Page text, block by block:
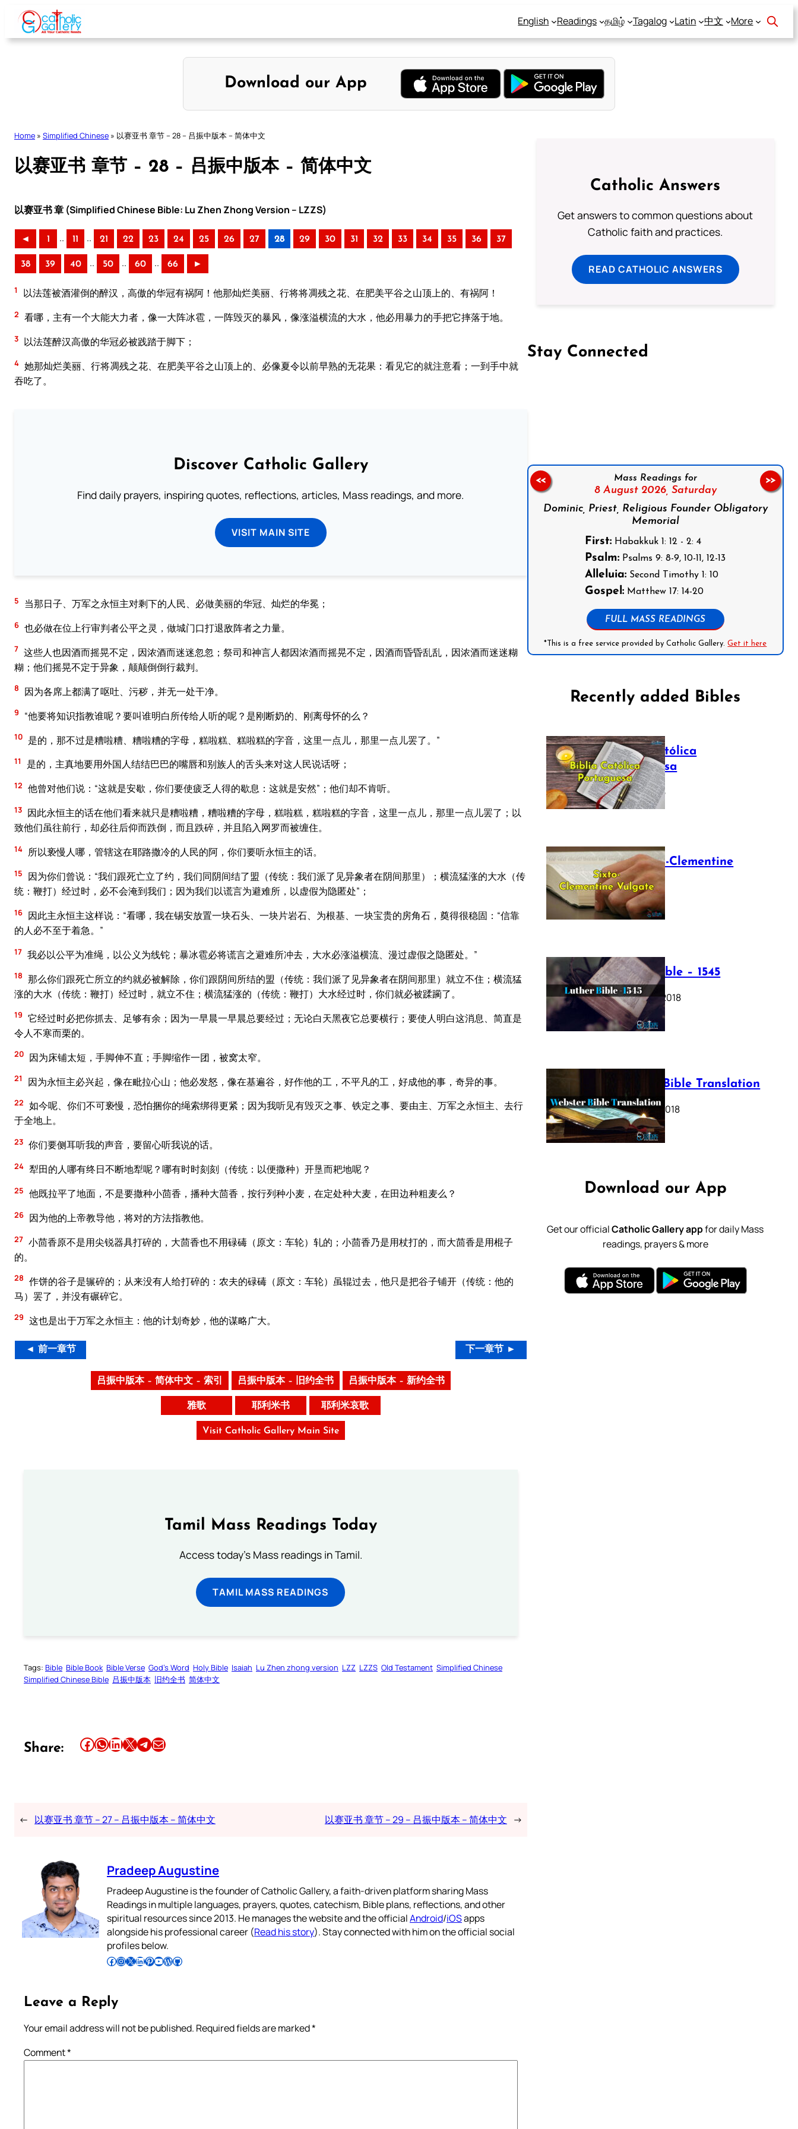
Skip
content
English Readings தமிழ் Tagalog Latin 中文 More
Download our App
Home » Simplified Chinese » 以赛亚书 章节 – 28 – 吕振中版本 – 简体中文
以赛亚书 章节 – 28 – 吕振中版本 – 简体中文
以赛亚书 章 (Simplified Chinese Bible: Lu Zhen Zhong Version – LZZS)
◄ 1 .. 11 .. 21 22 23 24 25 26 27 28 29 30 31 32 33 34 35 36 37
38 39 40 .. 50 .. 60 .. 66 ►
1 以法莲被酒灌倒的醉汉，高傲的华冠有祸阿！他那灿烂美丽、行将将凋残之花、在肥美平谷之山顶上的、有祸阿！
2 看哪，主有一个大能大力者，像一大阵冰雹，一阵毁灭的暴风，像涨溢横流的大水，他必用暴力的手把它摔落于地。
3 以法莲醉汉高傲的华冠必被践踏于脚下；
4 她那灿烂美丽、行将凋残之花、在肥美平谷之山顶上的、必像夏令以前早熟的无花果：看见它的就注意看；一到手中就
吞吃了。
Discover Catholic Gallery
Find daily prayers, inspiring quotes, reflections, articles, Mass readings, and more.
VISIT MAIN SITE
5 当那日子、万军之永恒主对剩下的人民、必做美丽的华冠、灿烂的华冕；
6 也必做在位上行审判者公平之灵，做城门口打退敌阵者之力量。
7 这些人也因酒而摇晃不定，因浓酒而迷迷忽忽；祭司和神言人都因浓酒而摇晃不定，因酒而昏昏乱乱，因浓酒而迷迷糊
糊；他们摇晃不定于异象，颠颠倒倒行裁判。
8 因为各席上都满了呕吐、污秽，并无一处干净。
9 “他要将知识指教谁呢？要叫谁明白所传给人听的呢？是刚断奶的、刚离母怀的么？
10 是的，那不过是糟啦糟、糟啦糟的字母，糕啦糕、糕啦糕的字音，这里一点儿，那里一点儿罢了。”
11 是的，主真地要用外国人结结巴巴的嘴唇和别族人的舌头来对这人民说话呀；
12 他曾对他们说：“这就是安歇，你们要使疲乏人得的歇息：这就是安然”；他们却不肯听。
13 因此永恒主的话在他们看来就只是糟啦糟，糟啦糟的字母，糕啦糕，糕啦糕的字音，这里一点儿，那里一点儿罢了；以
致他们虽往前行，却必往后仰而跌倒，而且跌碎，并且陷入网罗而被缠住。
14 所以亵慢人哪，管辖这在耶路撒冷的人民的阿，你们要听永恒主的话。
15
因为你们曾说：“我们跟死亡立了约，我们同阴间结了盟（传统：我们派了见异象者在阴间那里）；横流猛涨的大水（传
统：鞭打）经过时，必不会淹到我们；因为我们以谎言为避难所，以虚假为隐匿处”；
16 因此主永恒主这样说：“看哪，我在锡安放置一块石头、一块片岩石、为根基、一块宝贵的房角石，奠得很稳固：“信靠
的人必不至于着急。”
17 我必以公平为准绳，以公义为线铊；暴冰雹必将谎言之避难所冲去，大水必涨溢横流、漫过虚假之隐匿处。”
18 那么你们跟死亡所立的约就必被解除，你们跟阴间所结的盟（传统：我们派了见异象者在阴间那里）就立不住；横流猛
涨的大水（传统：鞭打）经过时，就立不住；横流猛涨的（传统：鞭打）大水经过时，你们就必被蹂躏了。
19 它经过时必把你抓去、足够有余；因为一早晨一早晨总要经过；无论白天黑夜它总要横行；要使人明白这消息、简直是
令人不寒而栗的。
20 因为床铺太短，手脚伸不直；手脚缩作一团，被窝太窄。
21 因为永恒主必兴起，像在毗拉心山；他必发怒，像在基遍谷，好作他的工，不平凡的工，好成他的事，奇异的事。
22 如今呢、你们不可亵慢，恐怕捆你的绳索绑得更紧；因为我听见有毁灭之事、铁定之事、要由主、万军之永恒主、去行
于全地上。
23 你们要侧耳听我的声音，要留心听我说的话。
24 犁田的人哪有终日不断地犁呢？哪有时时刻刻（传统：以便撒种）开垦而耙地呢？
25 他既拉平了地面，不是要撒种小茴香，播种大茴香，按行列种小麦，在定处种大麦，在田边种粗麦么？
26 因为他的上帝教导他，将对的方法指教他。
27 小茴香原不是用尖锐器具打碎的，大茴香也不用碌碡（原文：车轮）轧的；小茴香乃是用杖打的，而大茴香是用棍子
的。
28 作饼的谷子是辗碎的；从来没有人给打碎的：农夫的碌碡（原文：车轮）虽辊过去，他只是把谷子铺开（传统：他的
马）罢了，并没有碾碎它。
29 这也是出于万军之永恒主：他的计划奇妙，他的谋略广大。
◄ 前一章节 下一章节 ►
吕振中版本 – 简体中文 – 索引 吕振中版本 – 旧约全书 吕振中版本 – 新约全书
雅歌 耶利米书 耶利米哀歌
Visit Catholic Gallery Main Site
Tamil Mass Readings Today
Access today's Mass readings in Tamil.
TAMIL MASS READINGS
Tags: Bible Bible Book Bible Verse God’s Word Holy Bible Isaiah Lu Zhen zhong version LZZ LZZS Old Testament Simplified Chinese
Simplified Chinese Bible 吕振中版本 旧约全书 简体中文
Share: Share this article on Facebook Share this article on WhatsApp Share this article on LinkedIn Share this article on X Share this article on TelegramEmail this Article
← 以赛亚书 章节 – 27 – 吕振中版本 – 简体中文 以赛亚书 章节 – 29 – 吕振中版本 – 简体中文 →
Pradeep Augustine
Pradeep Augustine is the founder of Catholic Gallery, a faith-driven platform sharing Mass
Readings in multiple languages, prayers, quotes, catechism, Bible plans, reflections, and other
spiritual resources since 2013. He manages the website and the officialAndroid/iOSapps
alongside his professional career (Read his story). Stay connected with him on the official social
profiles below.
Follow Pradeep on Facebook Follow Pradeep on InstagramFollow Pradeep on X Follow Pradeep on LinkedIn Follow Pradeep on Pinterest Subscribe to Pradeep’s Youtube Channel Follow Pradeep on WordPress Follow Pradeep on GitHub
Leave a Reply
Your email address will not be published. Required fields are marked*
Comment*
Catholic Answers
Get answers to common questions about
Catholic faith and practices.
READ CATHOLIC ANSWERS
Stay Connected
Mass Readings for
8 August 2026, Saturday
Dominic, Priest, Religious Founder Obligatory
Memorial
First: Habakkuk 1: 12 - 2: 4
Psalm: Psalms 9: 8-9, 10-11, 12-13
Alleluia: Second Timothy 1: 10
Gospel: Matthew 17: 14-20
FULL MASS READINGS
*This is a free service provided by Catholic Gallery.Get it here
<< >>
Recently added Bibles
Bíblia Católica
Portuguesa
July 16, 2025
The Sixto-Clementine
Vulgate
July 12, 2025
Luther Bible – 1545
October 17, 2018
Webster Bible Translation
October 11, 2018
Download our App
Get our officialCatholic Gallery appfor daily Mass
readings, prayers & more